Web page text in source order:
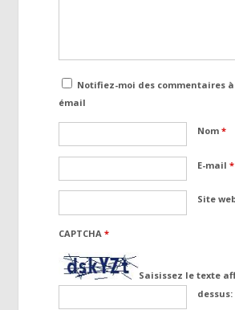
Notifiez-moi des commentaires
émail
Nom*
E-mail*
Site
CAPTCHA*
Saisissez le texte
dessus: